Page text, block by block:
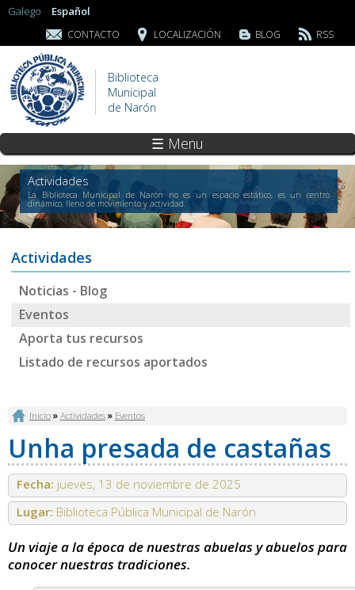
Galego Español
CONTACTO LOCALIZACIÓN BLOG RSS
Biblioteca
Municipal
de Narón
☰ Menu
Actividades
La Biblioteca Municipal de Narón no es un espacio estático, es un centro
dinámico, lleno de movimiento y actividad.
Actividades
Noticias - Blog
Eventos
Aporta tus recursos
Listado de recursos aportados
Se encuentra usted aquí
Inicio»Actividades» Eventos
Unha presada de castañas
Fecha: jueves, 13 de noviembre de 2025
Lugar: Biblioteca Pública Municipal de Narón
Un viaje a la época de nuestras abuelas y abuelos para
conocer nuestras tradiciones.